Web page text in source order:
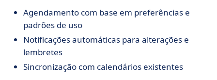
Agendamento com base em preferências e
padrões de uso
Notificações automáticas para alterações e
lembretes
Sincronização com calendários existentes